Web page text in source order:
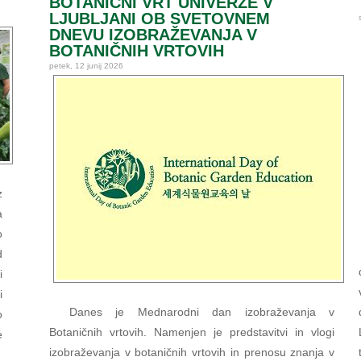
LJUBLJANI OB SVETOVNEM
DNEVU IZOBRAŽEVANJA V
BOTANIČNIH VRTOVIH
petek, 12 junij 2026
Danes je Mednarodni dan izobraževanja v
Botaničnih vrtovih. Namenjen je predstavitvi in vlogi
izobraževanja v botaničnih vrtovih in prenosu znanja v